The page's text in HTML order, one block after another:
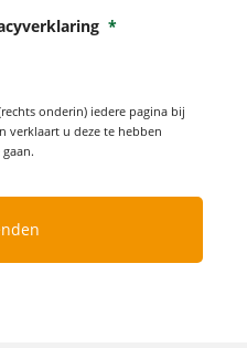
*
onderin) iedere pagina bij
verklaart u deze te hebben